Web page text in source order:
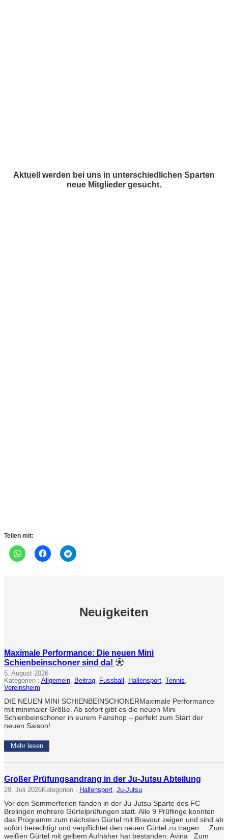
Aktuell werden bei uns in unterschiedlichen Sparten
neue Mitglieder gesucht.
Teilen mit:
Neuigkeiten
Maximale Performance: Die neuen Mini
Schienbeinschoner sind da!
5. August 2026
Kategorien : Allgemein, Beitrag, Fussball , Hallensport, Tennis
Vereinsheim
DIE NEUEN MINI SCHIENBEINSCHONERMaximale Performance
mit minimaler Größe. Ab sofort gibt es die neuen Mini
Schienbeinschoner in eurem Fanshop – perfekt zum Start der
neuen Saison!
Mehr lesen
Großer Prüfungsandrang in der Ju-Jutsu Abteilung
29. Juli 2026Kategorien : Hallensport, Ju-Jutsu
Vor den Sommerferien fanden in der Ju-Jutsu Sparte des FC
Brelingen mehrere Gürtelprüfungen statt. Alle 9 Prüflinge konnten
das Programm zum nächsten Gürtel mit Bravour zeigen und sind ab
sofort berechtigt und verpflichtet den neuen Gürtel zu tragen. Zum
weißen Gürtel mit gelbem Aufnäher hat bestanden: Avina Zum